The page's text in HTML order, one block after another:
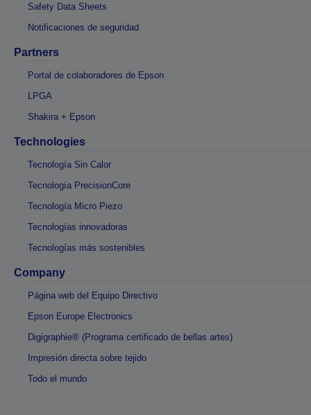
Safety Data Sheets
Notificaciones de seguridad
Partners
Portal de colaboradores de Epson
LPGA
Shakira + Epson
Technologies
Tecnología Sin Calor
Tecnología PrecisionCore
Tecnología Micro Piezo
Tecnologías innovadoras
Tecnologías más sostenibles
Company
Página web del Equipo Directivo
Epson Europe Electronics
Digigraphie® (Programa certificado de bellas artes)
Impresión directa sobre tejido
Todo el mundo